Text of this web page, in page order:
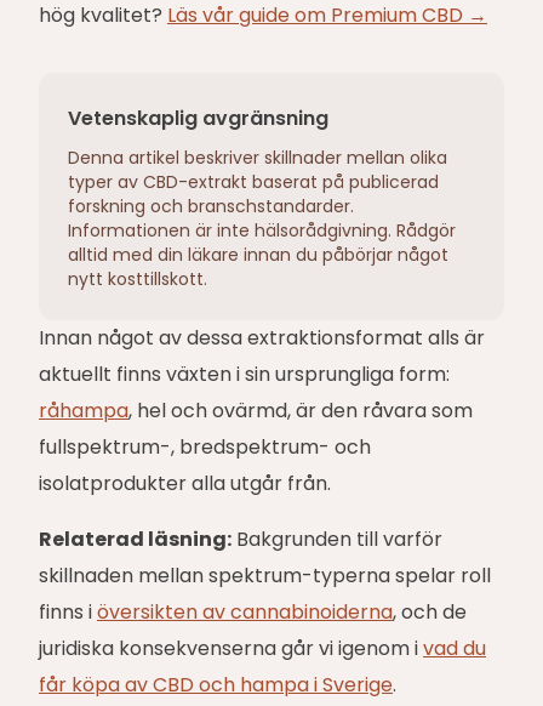
hög kvalitet? Läs vår guide om Premium CBD →
Vetenskaplig avgränsning
Denna artikel beskriver skillnader mellan olika
typer av CBD-extrakt baserat på publicerad
forskning och branschstandarder.
Informationen är inte hälsorådgivning. Rådgör
alltid med din läkare innan du påbörjar något
nytt kosttillskott.
Innan något av dessa extraktionsformat alls är
aktuellt finns växten i sin ursprungliga form:
råhampa, hel och ovärmd, är den råvara som
fullspektrum-, bredspektrum- och
isolatprodukter alla utgår från.
Relaterad läsning: Bakgrunden till varför
skillnaden mellan spektrum-typerna spelar roll
finns iöversikten av cannabinoiderna, och de
juridiska konsekvenserna går vi igenom ivad du
får köpa av CBD och hampa i Sverige.